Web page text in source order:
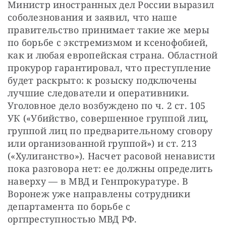
Министр иностранных дел России выразил
соболезнования и заявил, что наше
правительство принимает такие же меры
по борьбе с экстремизмом и ксенофобией,
как и любая европейская страна. Областной
прокурор гарантировал, что преступление
будет раскрыто: к розыску подключены
лучшие следователи и оперативники.
Уголовное дело возбуждено по ч. 2 ст. 105
УК («Убийство, совершенное группой лиц,
группой лиц по предварительному сговору
или организованной группой») и ст. 213
(«Хулиганство»). Насчет расовой ненависти
пока разговора нет: ее должны определить
наверху — в МВД и Генпрокуратуре. В
Воронеж уже направлены сотрудники
департамента по борьбе с
оргпреступностью МВД РФ.